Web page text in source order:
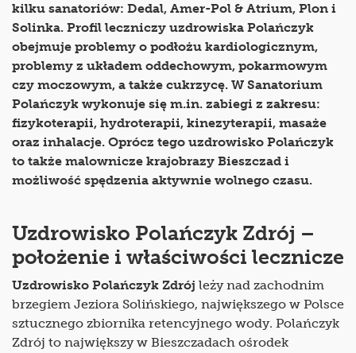
kilku sanatoriów: Dedal, Amer-Pol & Atrium, Plon i
Solinka. Profil leczniczy uzdrowiska Polańczyk
obejmuje problemy o podłożu kardiologicznym,
problemy z układem oddechowym, pokarmowym
czy moczowym, a także cukrzycę. W Sanatorium
Polańczyk wykonuje się m.in. zabiegi z zakresu:
fizykoterapii, hydroterapii, kinezyterapii, masaże
oraz inhalacje. Oprócz tego uzdrowisko Polańczyk
to także malownicze krajobrazy Bieszczad i
możliwość spędzenia aktywnie wolnego czasu.
Uzdrowisko Polańczyk Zdrój –
położenie i właściwości lecznicze
Uzdrowisko Polańczyk Zdrój leży nad zachodnim
brzegiem Jeziora Solińskiego, największego w Polsce
sztucznego zbiornika retencyjnego wody. Polańczyk
Zdrój to największy w Bieszczadach ośrodek